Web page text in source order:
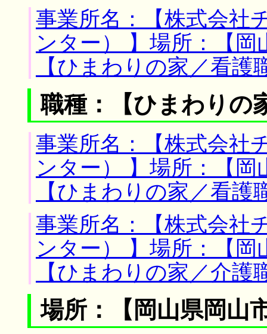
事業所名：【株式会
ンター） 】場所：【
【ひまわりの家／看護
職種：【ひまわりの
事業所名：【株式会
ンター） 】場所：【
【ひまわりの家／看護
事業所名：【株式会
ンター） 】場所：【
【ひまわりの家／介
場所：【岡山県岡山